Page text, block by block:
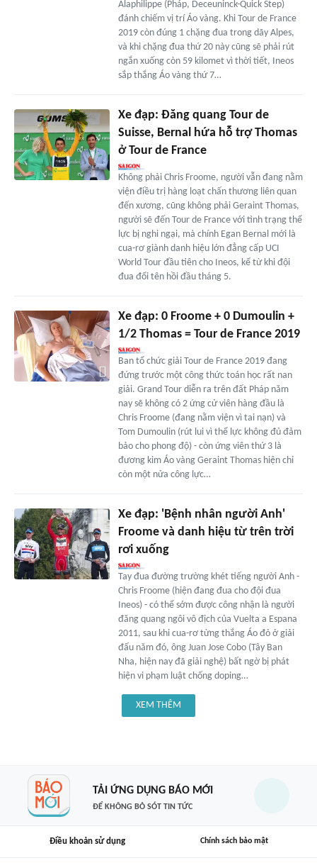
Alaphilippe (Pháp, Deceuninck-Quick Step)
đánh chiếm vị trí Áo vàng. Khi Tour de France
2019 còn đúng 1 chặng đua trong dãy Alpes,
và khi chặng đua thứ 20 này cũng sẽ phải rút
ngắn xuống còn 59 kilomet vì thời tiết, Ineos
sắp thắng Áo vàng thứ 7…
Xe đạp: Đăng quang Tour de
Suisse, Bernal hứa hỗ trợ Thomas
ở Tour de France
Không phải Chris Froome, người vẫn đang nằm
viện điều trị hàng loạt chấn thương liên quan
đến xương, cũng không phải Geraint Thomas,
người sẽ đến Tour de France với tình trạng thể
lực bị nghi ngại, mà chính Egan Bernal mới là
cua-rơ giành danh hiệu lớn đẳng cấp UCI
World Tour đầu tiên cho Ineos, kể từ khi đội
đua đổi tên hồi đầu tháng 5.
Xe đạp: 0 Froome + 0 Dumoulin +
1/2 Thomas = Tour de France 2019
Ban tổ chức giải Tour de France 2019 đang
đứng trước một công thức toán học rất nan
giải. Grand Tour diễn ra trên đất Pháp năm
nay sẽ không có 2 ứng cử viên hàng đầu là
Chris Froome (đang nằm viện vì tai nạn) và
Tom Dumoulin (rút lui vì thể lực không đủ đảm
bảo cho phong độ) - còn ứng viên thứ 3 là
đương kim Áo vàng Geraint Thomas hiện chỉ
còn một nửa công lực…
Xe đạp: 'Bệnh nhân người Anh'
Froome và danh hiệu từ trên trời
rơi xuống
Tay đua đường trường khét tiếng người Anh -
Chris Froome (hiện đang đua cho đội đua
Ineos) - có thể sớm được công nhận là người
đăng quang ngôi vô địch của Vuelta a Espana
2011, sau khi cua-rơ từng thắng Áo đỏ ở giải
đấu năm đó, ông Juan Jose Cobo (Tây Ban
Nha, hiện nay đã giải nghệ) bất ngờ bị phát
hiện vi phạm luật chống doping…
XEM THÊM
TẢI ỨNG DỤNG BÁO MỚI
ĐỂ KHÔNG BỎ SÓT TIN TỨC
Điều khoản sử dụng Chính sách bảo mật